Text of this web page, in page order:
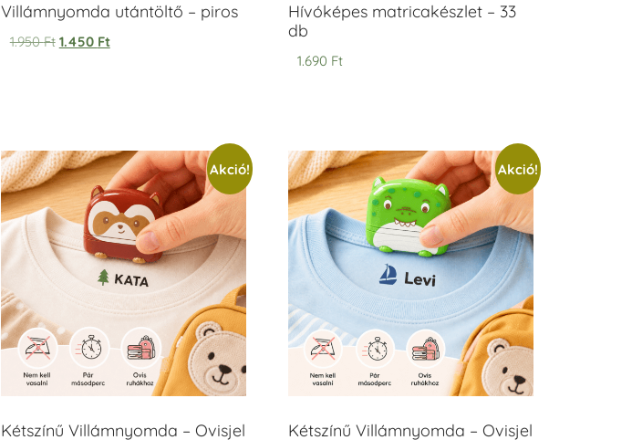
Villámnyomda utántöltő – piros
1.950Ft 1.450 Ft
Hívóképes matricakészlet – 33
db
1.690 Ft
Akció!
Kétszínű Villámnyomda – Ovisjel
Akció!
Kétszínű Villámnyomda – Ovisjel